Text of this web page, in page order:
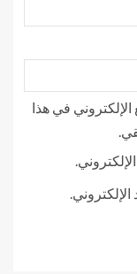
في هذا